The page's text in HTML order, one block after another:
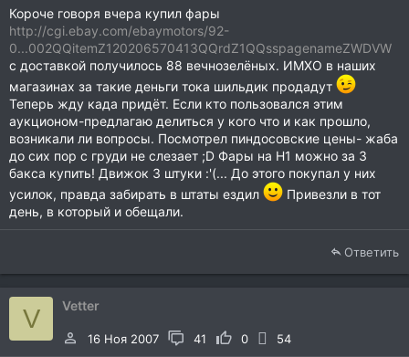
Короче говоря вчера купил фары
http://cgi.ebay.com/ebaymotors/92-
0...002QQitemZ120206570413QQrdZ1QQsspagenameZWDVW
с доставкой получилось 88 вечнозелёных. ИМХО в наших
магазинах за такие деньги тока шильдик продадут
Теперь жду када придёт. Если кто пользовался этим
аукционом-предлагаю делиться у кого что и как прошло,
возникали ли вопросы. Посмотрел пиндосовские цены- жаба
до сих пор с груди не слезает ;D Фары на Н1 можно за 3
бакса купить! Движок 3 штуки :'(... До этого покупал у них
усилок, правда забирать в штаты ездил
Привезли в тот
день, в который и обещали.
Ответить
V Vetter
16 Ноя 2007 41 0 54